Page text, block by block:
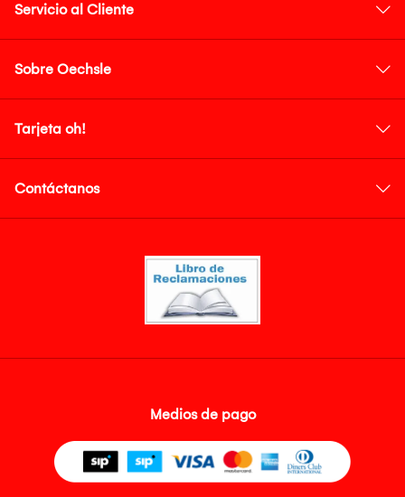
Servicio al Cliente
Sobre Oechsle
Tarjeta oh!
Contáctanos
Medios de pago